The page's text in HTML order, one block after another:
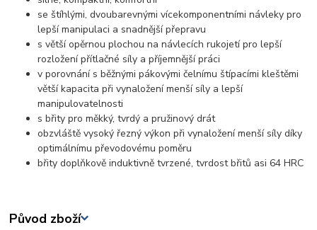
se štíhlými, dvoubarevnými vícekomponentními návleky pro
lepší manipulaci a snadnější přepravu
s větší opěrnou plochou na návlecích rukojetí pro lepší
rozložení přítlačné síly a příjemnější práci
v porovnání s běžnými pákovými čelnímu štípacími kleštěmi
větší kapacita při vynaložení menší síly a lepší
manipulovatelnosti
s břity pro měkký, tvrdý a pružinový drát
obzvláště vysoký řezný výkon při vynaložení menší síly díky
optimálnímu převodovému poměru
břity doplňkově induktivně tvrzené, tvrdost břitů asi 64 HRC
Původ zboží